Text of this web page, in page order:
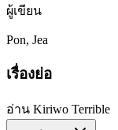
ผู้เขียน
Pon, Jea
เรื่องย่อ
อ่าน Kiriwo Terrible